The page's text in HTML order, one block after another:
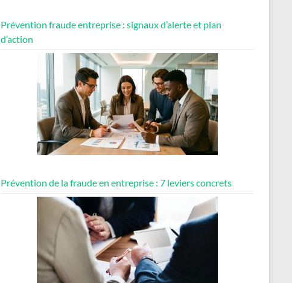
Prévention fraude entreprise : signaux d’alerte et plan
d’action
Prévention de la fraude en entreprise : 7 leviers concrets